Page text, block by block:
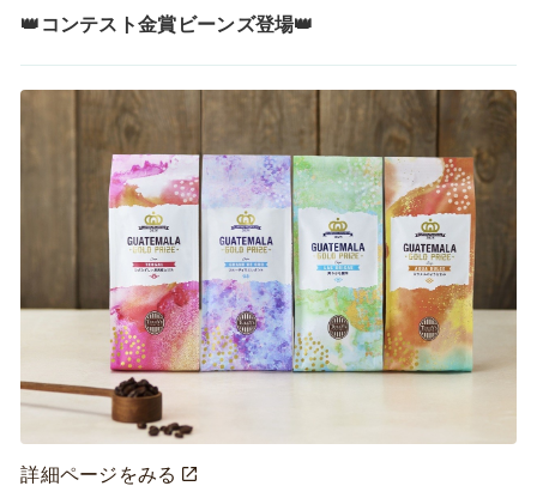
👑コンテスト金賞ビーンズ登場👑
詳細ページをみる